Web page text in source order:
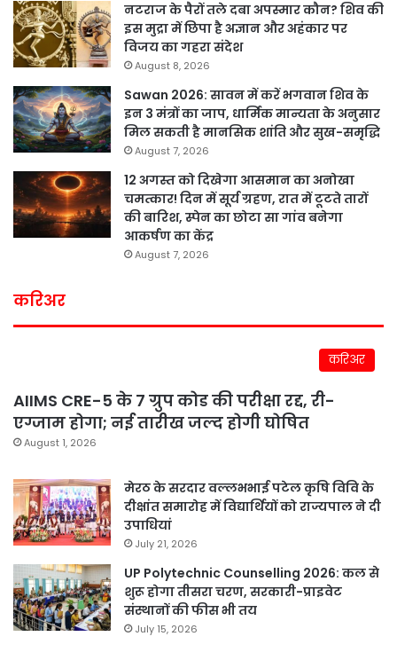
नटराज के पैरों तले दबा अपस्मार कौन? शिव की
इस मुद्रा में छिपा है अज्ञान और अहंकार पर
विजय का गहरा संदेश
August 8, 2026
Sawan 2026: सावन में करें भगवान शिव के
इन 3 मंत्रों का जाप, धार्मिक मान्यता के अनुसार
मिल सकती है मानसिक शांति और सुख-समृद्धि
August 7, 2026
12 अगस्त को दिखेगा आसमान का अनोखा
चमत्कार! दिन में सूर्य ग्रहण, रात में टूटते तारों
की बारिश, स्पेन का छोटा सा गांव बनेगा
आकर्षण का केंद्र
August 7, 2026
करिअर
करिअर
AIIMS CRE-5 के 7 ग्रुप कोड की परीक्षा रद्द, री-
एग्जाम होगा; नई तारीख जल्द होगी घोषित
August 1, 2026
मेरठ के सरदार वल्लभभाई पटेल कृषि विवि के
दीक्षांत समारोह में विद्यार्थियों को राज्यपाल ने दी
उपाधियां
July 21, 2026
UP Polytechnic Counselling 2026: कल से
शुरू होगा तीसरा चरण, सरकारी-प्राइवेट
संस्थानों की फीस भी तय
July 15, 2026